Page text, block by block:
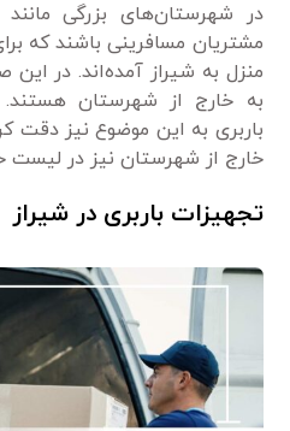
در شهرستان‌های بزرگی
مشتریان مسافرینی باشند که
منزل به شیراز آمده‌اند. در
به خارج از شهرستان
باربری به این موضوع نیز دقت
خارج از شهرستان نیز در
تجهیزات باربری در شیراز